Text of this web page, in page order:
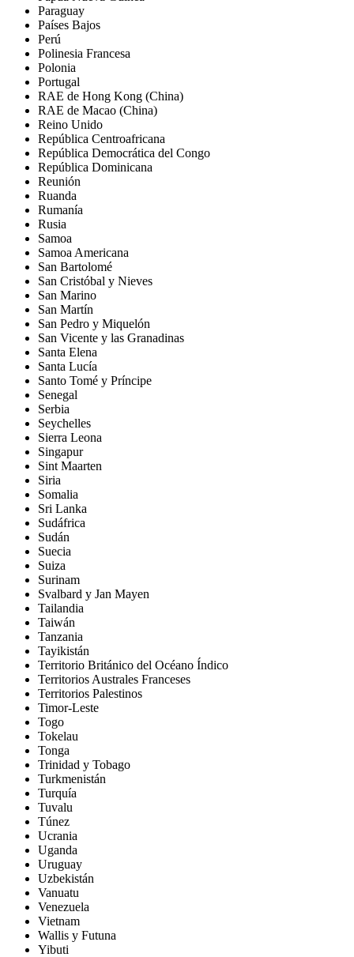
Paraguay
Países Bajos
Perú
Polinesia Francesa
Polonia
Portugal
RAE de Hong Kong (China)
RAE de Macao (China)
Reino Unido
República Centroafricana
República Democrática del Congo
República Dominicana
Reunión
Ruanda
Rumanía
Rusia
Samoa
Samoa Americana
San Bartolomé
San Cristóbal y Nieves
San Marino
San Martín
San Pedro y Miquelón
San Vicente y las Granadinas
Santa Elena
Santa Lucía
Santo Tomé y Príncipe
Senegal
Serbia
Seychelles
Sierra Leona
Singapur
Sint Maarten
Siria
Somalia
Sri Lanka
Sudáfrica
Sudán
Suecia
Suiza
Surinam
Svalbard y Jan Mayen
Tailandia
Taiwán
Tanzania
Tayikistán
Territorio Británico del Océano Índico
Territorios Australes Franceses
Territorios Palestinos
Timor-Leste
Togo
Tokelau
Tonga
Trinidad y Tobago
Turkmenistán
Turquía
Tuvalu
Túnez
Ucrania
Uganda
Uruguay
Uzbekistán
Vanuatu
Venezuela
Vietnam
Wallis y Futuna
Yibuti